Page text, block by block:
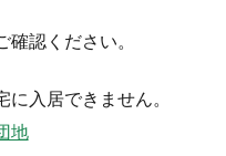
確認ください。
入居できません。
地